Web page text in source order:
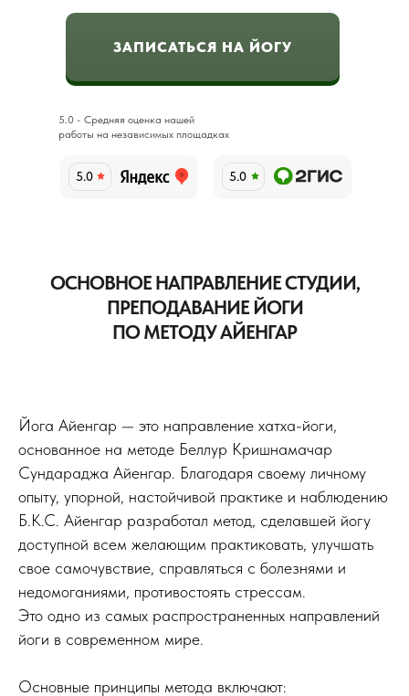
ЗАПИСАТЬСЯ НА ЙОГУ
5.0 5.0
5.0 - Средняя оценка нашей
работы на независимых площадках
ОСНОВНОЕ НАПРАВЛЕНИЕ СТУДИИ,
ПРЕПОДАВАНИЕ ЙОГИ
ПО МЕТОДУ АЙЕНГАР
Йога Айенгар — это направление хатха-йоги,
основанное на методе Беллур Кришнамачар
Сундараджа Айенгар. Благодаря своему личному
опыту, упорной, настойчивой практике и наблюдению
Б.К.С. Айенгар разработал метод, сделавшей йогу
доступной всем желающим практиковать, улучшать
свое самочувствие, справляться с болезнями и
недомоганиями, противостоять стрессам.
Это одно из самых распространенных направлений
йоги в современном мире.
Основные принципы метода включают: